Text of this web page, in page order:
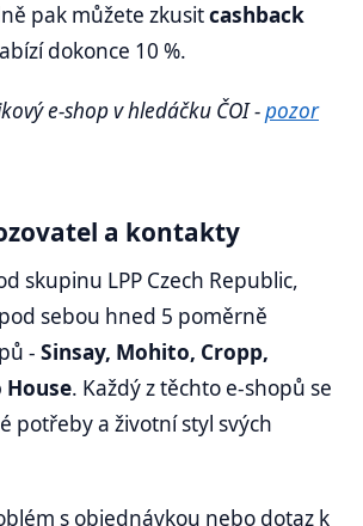
pak můžete zkusitcashback
dokonce 10 %.
e-shop v hledáčku ČOI -pozor
a kontakty
skupinu LPP Czech Republic,
sebou hned 5 poměrně
- Sinsay, Mohito, Cropp,
House. Každý z těchto e-shopů se
potřeby a životní styl svých
s objednávkou nebo dotaz k